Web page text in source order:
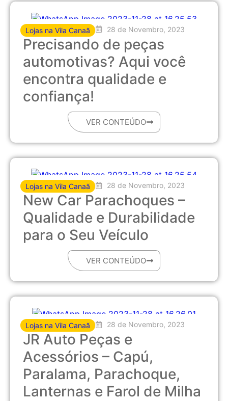
Lojas na Vila Canaã 28 de Novembro, 2023
Precisando de peças
automotivas? Aqui você
encontra qualidade e
confiança!
VER CONTEÚDO
Lojas na Vila Canaã 28 de Novembro, 2023
New Car Parachoques –
Qualidade e Durabilidade
para o Seu Veículo
VER CONTEÚDO
Lojas na Vila Canaã 28 de Novembro, 2023
JR Auto Peças e
Acessórios – Capú,
Paralama, Parachoque,
Lanternas e Farol de Milha